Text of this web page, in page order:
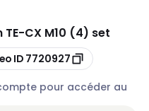
CX M10 (4) set
ID 7720927
pour accéder au